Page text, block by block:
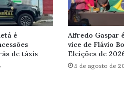
é
de táxis
Alfredo Gaspar
vice de Flávio
Eleições de
5 de agosto de